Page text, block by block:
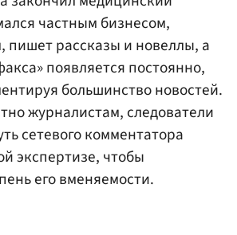
частным бизнесом,
пишет рассказы и новеллы, а
появляется постоянно,
большинство новостей.
журналистам, следователи
сетевого комментатора
экспертизе, чтобы
его вменяемости.